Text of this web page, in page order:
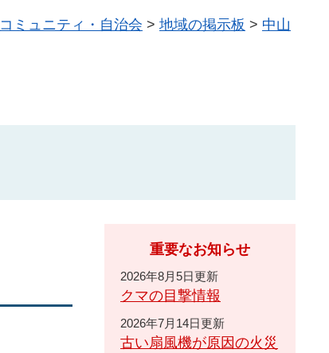
コミュニティ・自治会 > 地域の掲示板 > 中山
重要なお知らせ
2026年8月5日更新
クマの目撃情報
2026年7月14日更新
古い扇風機が原因の火災